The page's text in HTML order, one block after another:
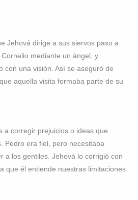
Jehová dirige a sus siervos paso a
mediante un ángel, y
con una visión. Así se aseguró de
aquella visita formaba parte de su
a corregir prejuicios o ideas que
Pedro era fiel, pero necesitaba
a los gentiles. Jehová lo corrigió con
que él entiende nuestras limitaciones